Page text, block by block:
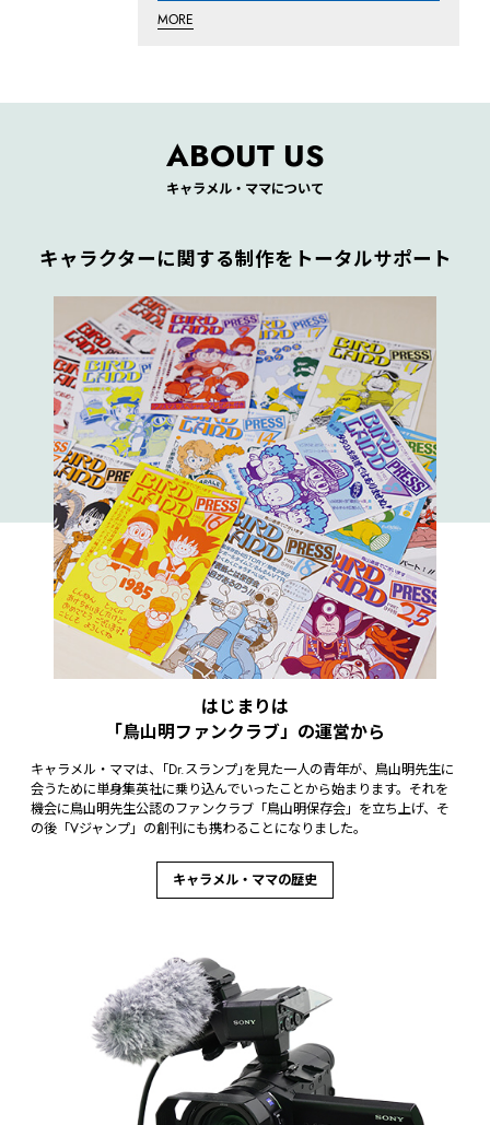
MORE
ABOUT US
キャラメル・ママについて
キャラクターに関する制作をトータルサポート
はじまりは
「鳥山明ファンクラブ」の運営から
キャラメル・ママは、｢Dr.スランプ｣を見た一人の青年が、鳥山明先生に
会うために単身集英社に乗り込んでいったことから始まります。それを
機会に鳥山明先生公認のファンクラブ「鳥山明保存会」を立ち上げ、そ
の後「Vジャンプ」の創刊にも携わることになりました。
キャラメル・ママの歴史